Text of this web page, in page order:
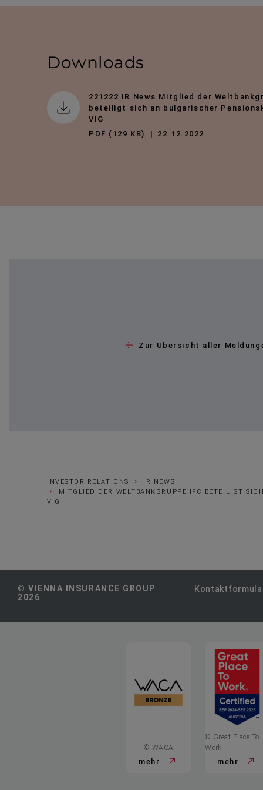
Downloads
221222 IR News Mitglied der
beteiligt sich an bulgarischer
VIG
PDF (129 KB)
22.12.2022
Zur Übersicht aller
INVESTOR RELATIONS
IR NEWS
MITGLIED DER WELTBANKGRUPPE IFC BETEILIGT
VIG
© VIENNA INSURANCE GROUP
2026
© WACA
mehr
© Great Place To
Work
mehr